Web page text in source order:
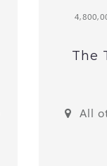
The
All